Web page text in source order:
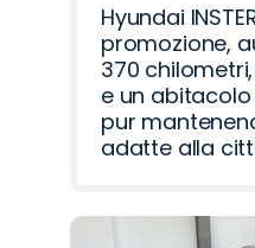
Hyundai
promozione,
370
e un
pur
adatte alla